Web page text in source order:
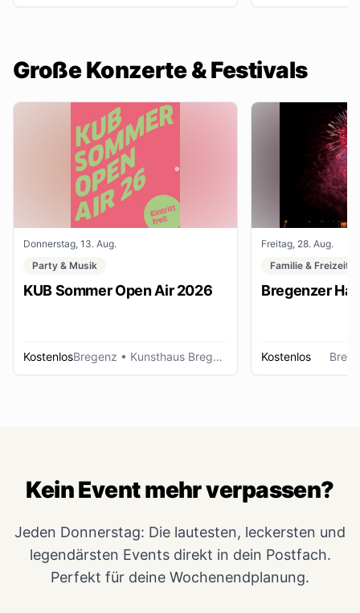
Große Konzerte & Festivals
Donnerstag, 13. Aug.
Party & Musik
KUB Sommer Open Air 2026
KostenlosBregenz • Kunsthaus Bregenz
Freitag, 28. Aug.
Familie & Freizeit
Bregenzer
Kostenlos
Kein Event mehr verpassen?
Jeden Donnerstag: Die lautesten, leckersten und
legendärsten Events direkt in dein Postfach.
Perfekt für deine Wochenendplanung.